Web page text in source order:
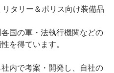
リタリー＆ポリス向け装備品
国の軍・法執行機関などの
を得ています。
内で考案・開発し、自社の